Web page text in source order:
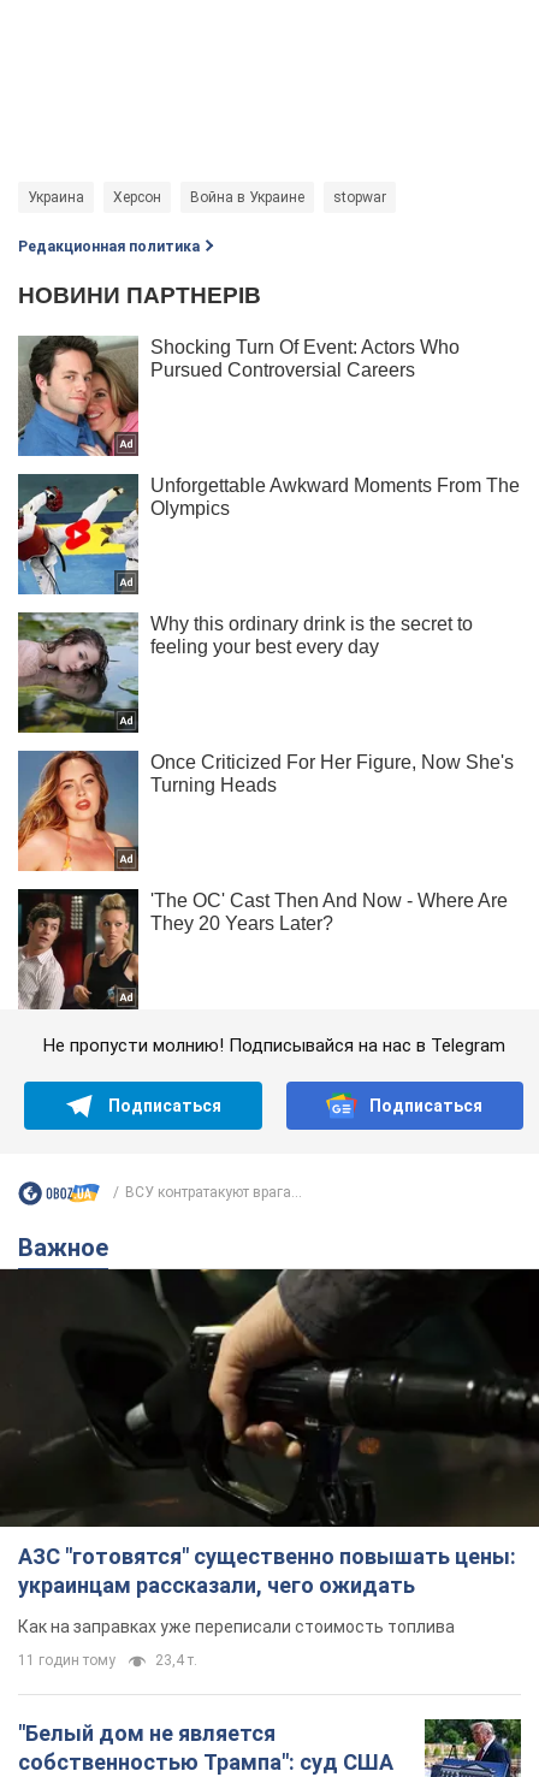
Украина Херсон Война в Украине stopwar
Редакционная политика
Не пропусти молнию! Подписывайся на нас в Telegram
Подписаться Подписаться
ВСУ контратакуют врага...
Важное
АЗС "готовятся" существенно повышать цены:
украинцам рассказали, чего ожидать
Как на заправках уже переписали стоимость топлива
11 годин тому 23,4 т.
"Белый дом не является
собственностью Трампа": суд США